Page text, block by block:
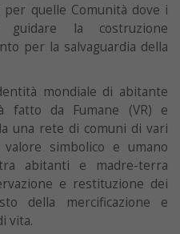
per quelle Comunità dove i
guidare la costruzione
per la salvaguardia della
mondiale di abitante
fatto da Fumane (VR) e
una rete di comuni di vari
simbolico e umano
abitanti e madre-terra
e restituzione dei
della mercificazione e
vita.